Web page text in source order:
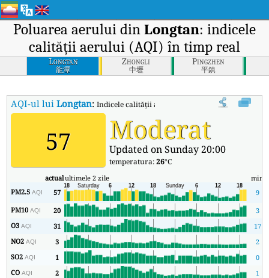
Poluarea aerului din Longtan: indicele
calității aerului (AQI) în timp real
Longtan
龍潭
Zhongli
中壢
Pingzhen
平鎮
AQI-ul luiLongtan:Indicele calității aerului (AQI) în timp real al lui
57 Moderat
Updated on Sunday 20:00
temperatura:26°C
actualultimele 2 zile min
PM2.5AQI 57 9
PM10AQI 20 3
O3AQI 31 17
NO2AQI 3 2
SO2AQI 1
0
COAQI 2
1